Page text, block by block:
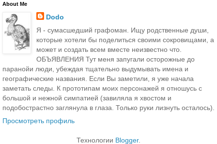
About Me
Dodo
Я - сумасшедший графоман. Ищу родственные души,
которые хотели бы поделиться своими сокровищами, а
может и создать всем вместе неизвестно что.
ОБЪЯВЛЕНИЯ Тут меня запугали осторожные до
паранойи люди, убеждая тщательно выдумывать имена и
географические названия. Если Вы заметили, я уже начала
заметать следы. К прототипам моих персонажей я отношусь с
большой и нежной симпатией (завиляла я хвостом и
подобострастно заглянула в глаза. Только руки лизнуть осталось).
Просмотреть профиль
Технологии Blogger.